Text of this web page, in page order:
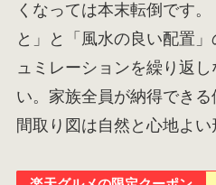
くなっては本末転倒です
と」と「風水の良い配置
ュミレーションを繰り返
い。家族全員が納得できる
間取り図は自然と心地よい